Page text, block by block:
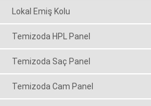
Lokal Emiş Kolu
Temizoda HPL Panel
Temizoda Saç Panel
Temizoda Cam Panel